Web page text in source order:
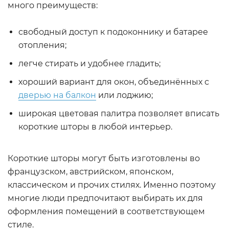
много преимуществ:
свободный доступ к подоконнику и батарее
отопления;
легче стирать и удобнее гладить;
хороший вариант для окон, объединённых с
дверью на балкон или лоджию;
широкая цветовая палитра позволяет вписать
короткие шторы в любой интерьер.
Короткие шторы могут быть изготовлены во
французском, австрийском, японском,
классическом и прочих стилях. Именно поэтому
многие люди предпочитают выбирать их для
оформления помещений в соответствующем
стиле.